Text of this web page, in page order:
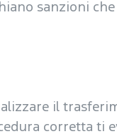
sanzioni che
il
corretta ti